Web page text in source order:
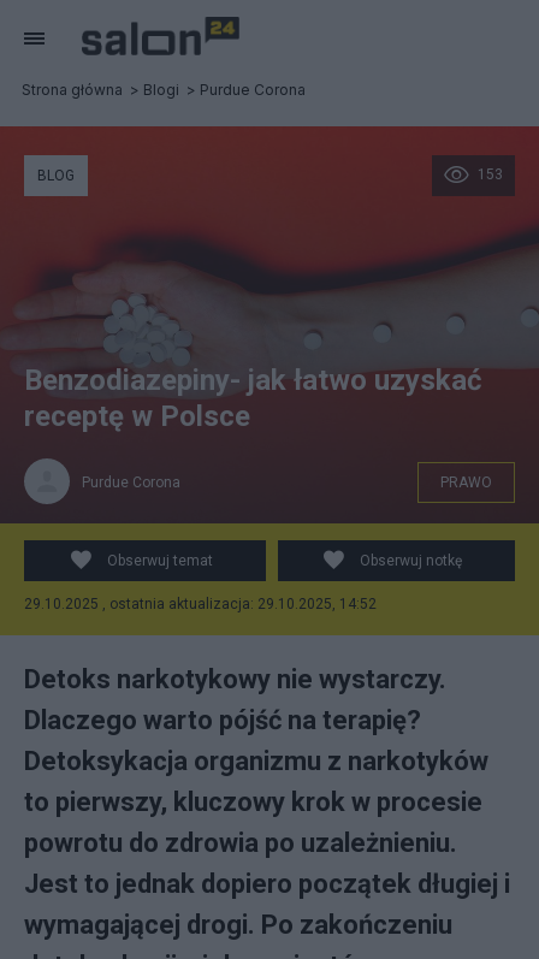
Strona główna Blogi Purdue Corona
Purdue Corona
153
BLOG
Benzodiazepiny- jak łatwo uzyskać
receptę w Polsce
Purdue Corona PRAWO
Obserwuj temat Obserwuj notkę
29.10.2025 , ostatnia aktualizacja: 29.10.2025, 14:52
Detoks narkotykowy nie wystarczy.
Dlaczego warto pójść na terapię?
Detoksykacja organizmu z narkotyków
to pierwszy, kluczowy krok w procesie
powrotu do zdrowia po uzależnieniu.
Jest to jednak dopiero początek długiej i
wymagającej drogi. Po zakończeniu